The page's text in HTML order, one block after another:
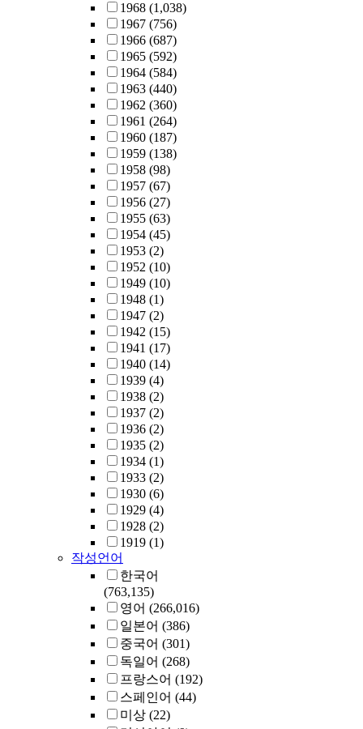
1968 (1,038)
1967 (756)
1966 (687)
1965 (592)
1964 (584)
1963 (440)
1962 (360)
1961 (264)
1960 (187)
1959 (138)
1958 (98)
1957 (67)
1956 (27)
1955 (63)
1954 (45)
1953 (2)
1952 (10)
1949 (10)
1948 (1)
1947 (2)
1942 (15)
1941 (17)
1940 (14)
1939 (4)
1938 (2)
1937 (2)
1936 (2)
1935 (2)
1934 (1)
1933 (2)
1930 (6)
1929 (4)
1928 (2)
1919 (1)
작성언어
한국어
(763,135)
영어 (266,016)
일본어 (386)
중국어 (301)
독일어 (268)
프랑스어 (192)
스페인어 (44)
미상 (22)